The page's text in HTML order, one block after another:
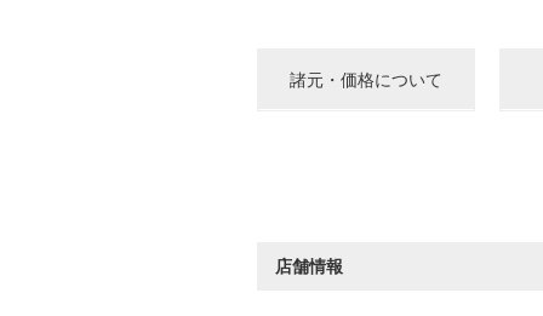
諸元・価格について
店舗情報